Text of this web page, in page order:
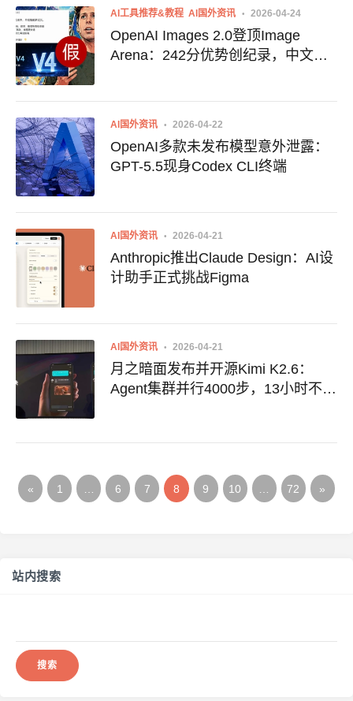
AI工具推荐&教程 AI国外资讯 2026-04-24
OpenAI Images 2.0登顶Image
Arena：242分优势创纪录，中文渲
AI国外资讯 2026-04-22
OpenAI多款未发布模型意外泄露：
GPT-5.5现身Codex CLI终端
AI国外资讯 2026-04-21
Anthropic推出Claude Design：AI设
计助手正式挑战Figma
AI国外资讯 2026-04-21
月之暗面发布并开源Kimi K2.6：
Agent集群并行4000步，13小时不间
« 1 6 7 8 9 10 72 »
站内搜索